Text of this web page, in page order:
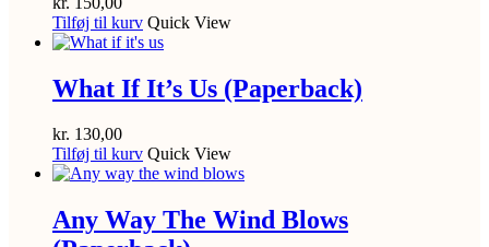
Tilføj til kurv Quick View
What If It’s Us (Paperback)
kr. 130,00
Tilføj til kurv Quick View
Any Way The Wind Blows